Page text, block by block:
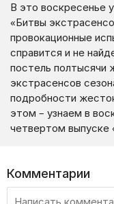
В это воскресенье
«Битвы
провокационные
справится и не
постель полтысячи
экстрасенсов
подробности
этом – узнаем в
четвертом выпуске
Комментарии